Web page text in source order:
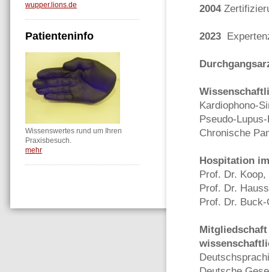
wupper.lions.de
Patienteninfo
Wissenswertes rund um Ihren
Praxisbesuch.
mehr
2004
2023
Kardiophono-
Pseudo-
Chronische
Hospitation
Prof. Dr.
Prof. Dr.
Prof. Dr.